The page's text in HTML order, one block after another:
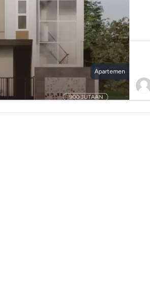
Apartemen